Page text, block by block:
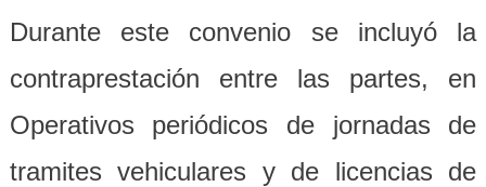
Durante este convenio se incluyó la
contraprestación entre las partes, en
Operativos periódicos de jornadas de
tramites vehiculares y de licencias de